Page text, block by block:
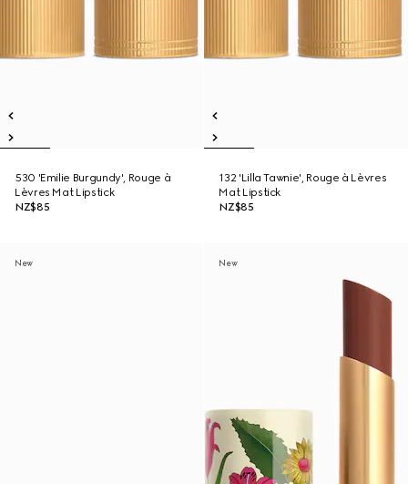
530 'Emilie Burgundy', Rouge à
Lèvres Mat Lipstick
NZ$85
132 'Lilla Tawnie', Rouge à Lèvres
Mat Lipstick
NZ$85
New New